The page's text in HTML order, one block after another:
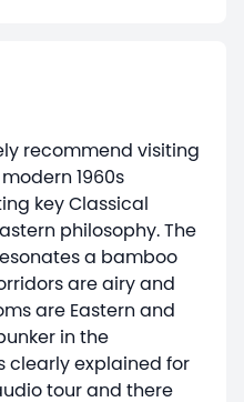
recommend visiting
1960s
key Classical
philosophy. The
a bamboo
are airy and
are Eastern and
in the
clearly explained for
tour and there